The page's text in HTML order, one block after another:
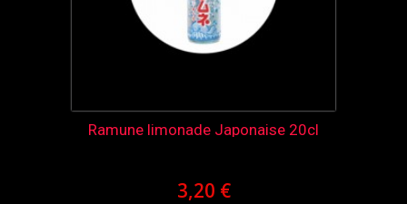
Ramune limonade Japonaise 20cl
3,20 €